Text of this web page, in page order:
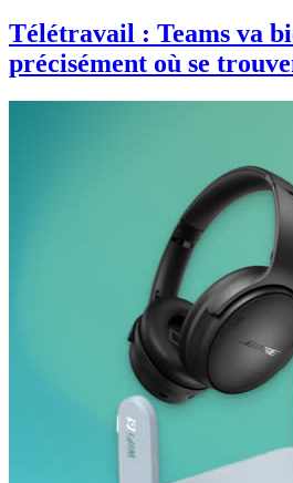
Télétravail : Teams va
précisément où se